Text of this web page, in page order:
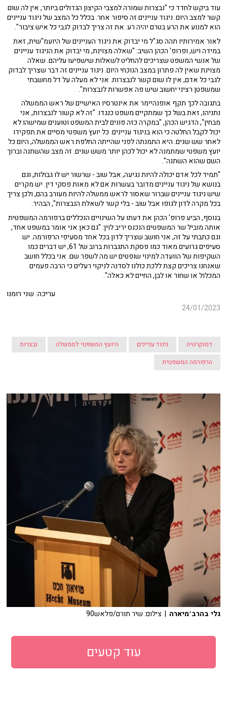
עוד ביקש לחדד כי "נבצרות שמורה למצבי הקיצון הגדולים ביותר, אין לה שום
קשר למצב היום. ניגוד עניינים זה סיפור אחר. בכלל כל המצב של ניגוד עניינים
הוא למנוע את הרע בטרם יהיה רע. את זה צריך לבדוק לגבי כל איש ציבור".
לאור אמירותיו תהה סג"ל מי יבדוק את ניגוד העניינים של היועמ"שית, זאת
במידה ויש, ופרופ' הכהן השיב: "שאלה מצוינת, מי יבדוק את הניגוד עניינים
של אנשי המשפט שצריכים להחליט לשאלות שישפיעו עליהם. שאלה
מצוינת שאין לה פתרון במצב הנוכחי היום. ניגוד עניינים זה דבר שצריך לבדוק
לגבי כל אדם, אין לו שום קשר לנבצרות. אני לא מעלה על דל מחשבתי
שמשפטן רציני יחשוב שיש פה אפשרות לנבצרות".
בתגובה לכך תקף אופנהיימר את אינטרסיו האישיים של ראש הממשלה
נתניהו, זאת בשל כך שמתקיים משפט כנגדו. "זה לא קשור לנבצרות, אני
מבחין", הדגיש הכהן, "במקרה כזה פונים לבית המשפט וטוענים שמישהו לא
יכול לקבל החלטה כי הוא בניגוד עניינים. כל יועץ משפטי מסיים את תפקידו
לאחר שש שנים. היא התמנתה לפני שהייתה החלפת ראש הממשלה, היום כל
יועץ משפטי שמתמנה לא יכול לכהן יותר משש שנים. זה מצב שהשתנה וברוך
השם שהוא השתנה".
"תמיד לכל אדם יכולה להיות נגיעה, אבל שוב - שרשור יש לו גבולות, וגם
בנושא של ניגוד עניינים מדובר בעשרות אם לא מאות פסקי דין. יש מקרים
שיש ניגוד עניינים שברור שאסור לראש ממשלה להיות מעורב בהם, ולכן צריך
בכל מקרה לדון לגופו אבל שוב - בלי קשר לשאלת הנבצרות", הבהיר.
בנוסף, הביע פרופ' הכהן את דעתו על השינויים הנכללים ברפורמה המשפטית
אותה מוביל שר המשפטים הנכנס יריב לוין: "גם כאן אני אומר במשפט אחד,
וגם כתבתי על זה, אני חושב שצריך לדון בכל אחד מסעיפי הרפורמה. יש
סעיפים גרועים מאוד כמו פסקת התגברות ברוב של 61, יש דברים כמו
השקיפות של הוועדה למינוי שופטים יש מה לשפר שם. אני בכלל חושב
שאנחנו צריכים קצת ללכת כולנו לסדנה לניקוי רעלים כי הרבה פעמים
המכלול או שחור או לבן, החיים לא כאלה".
עריכה: שני רומנו
24/01/2023
דמוקרטיה ניגוד עניינים היועץ המשפטי לממשלה
נבצרות
הרפורמה המשפטית
גלי בהרב־מיארה | צילום: שיר תורם/פלאש90
עוד קטעים